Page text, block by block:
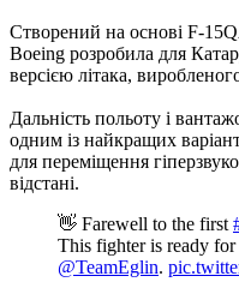
Створений на основі F-
Boeing розробила для
версією літака,
Дальність польоту і
одним із найкращих
для переміщення
відстані.
👋 Farewell to the first
This fighter is ready
@TeamEglin.